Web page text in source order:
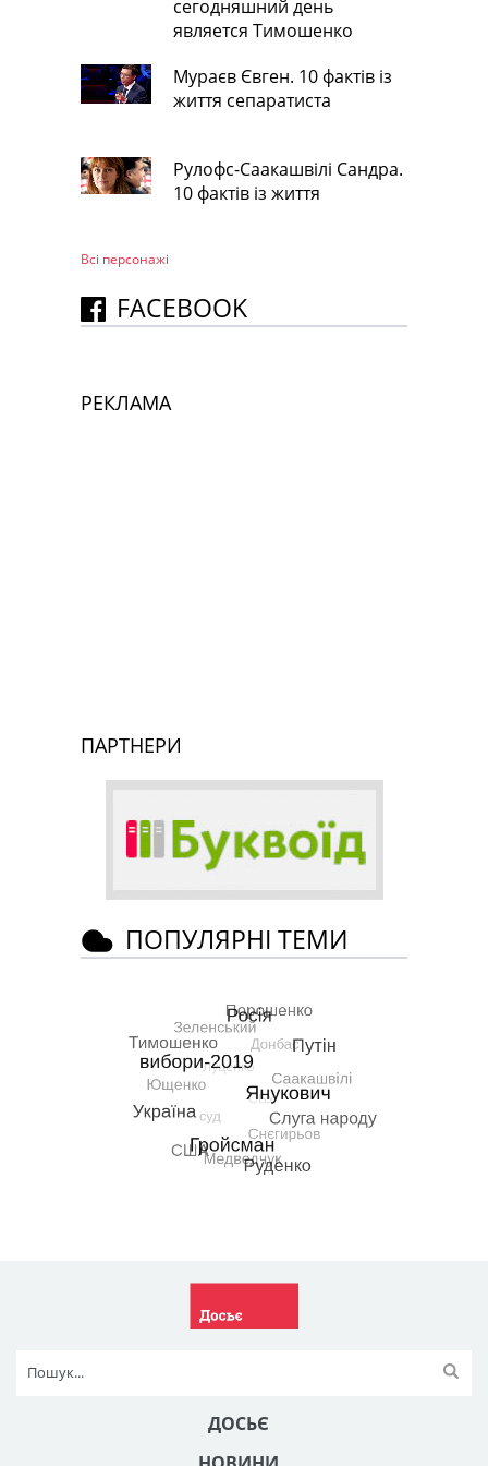
сегодняшний день
является Тимошенко
Мураєв Євген. 10 фактів із
життя сепаратиста
Рулофс-Саакашвілі Сандра.
10 фактів із життя
Всі персонажi
FACEBOOK
РЕКЛАМА
ПАРТНЕРИ
ПОПУЛЯРНІ ТЕМИ
ДОСЬЄ